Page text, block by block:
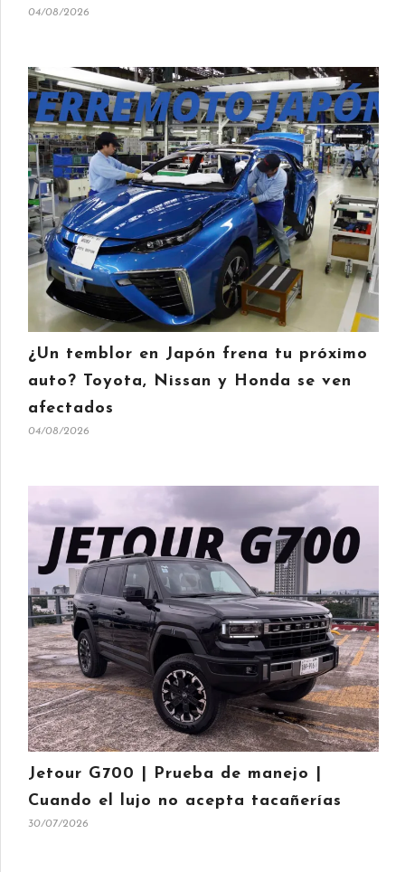
04/08/2026
¿Un temblor en Japón frena tu próximo
auto? Toyota, Nissan y Honda se ven
afectados
04/08/2026
Jetour G700 | Prueba de manejo |
Cuando el lujo no acepta tacañerías
30/07/2026